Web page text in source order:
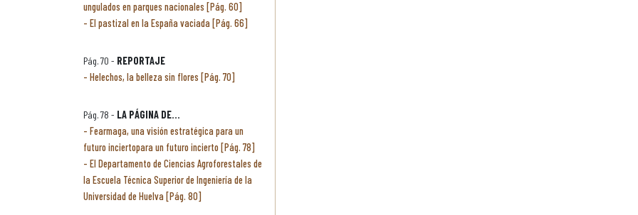
ungulados en parques nacionales [Pág. 60]
El pastizal en la España vaciada [Pág. 66]
Pág. 70 - REPORTAJE
Helechos, la belleza sin flores [Pág. 70]
Pág. 78 - LA PÁGINA DE...
Fearmaga, una visión estratégica para un
futuro inciertopara un futuro incierto [Pág. 78]
El Departamento de Ciencias Agroforestales de
la Escuela Técnica Superior de Ingeniería de la
Universidad de Huelva [Pág. 80]